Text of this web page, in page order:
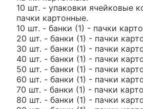
10 шт. - упаковки ячейковые
пачки картонные.
10 шт. - банки (1) - пачки
20 шт. - банки (1) - пачки
30 шт. - банки (1) - пачки
40 шт. - банки (1) - пачки
50 шт. - банки (1) - пачки
60 шт. - банки (1) - пачки
70 шт. - банки (1) - пачки
80 шт. - банки (1) - пачки